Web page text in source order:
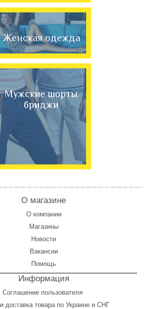
Женская одежда
Мужские шорты
бриджи
О магазине
О компании
Магазины
Новости
Вакансии
Помощь
Информация
Соглашение пользователя
и доставка товара по Украине и СНГ